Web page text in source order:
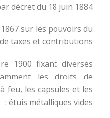
décret du 18 juin 1884 :
sur les pouvoirs du
taxes et contributions :
1900 fixant diverses
les droits de
feu, les capsules et les
étuis métalliques vides :